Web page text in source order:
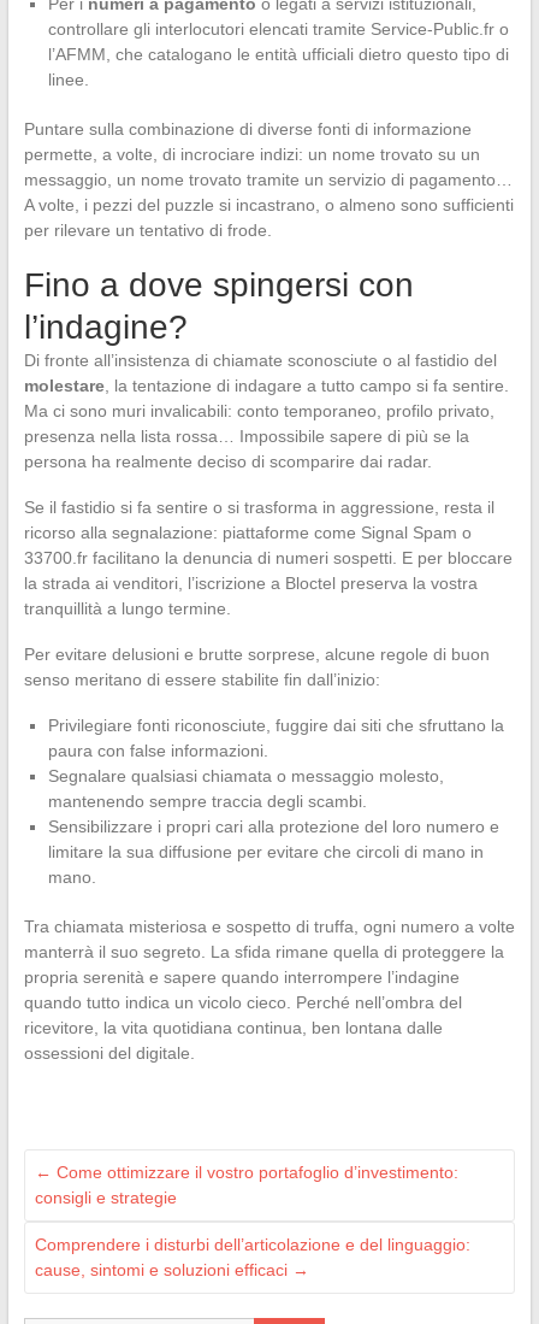
controllare gli interlocutori elencati tramite Service-Public.fr o
l’AFMM, che catalogano le entità ufficiali dietro questo tipo di
linee.
Puntare sulla combinazione di diverse fonti di informazione
permette, a volte, di incrociare indizi: un nome trovato su un
messaggio, un nome trovato tramite un servizio di pagamento…
A volte, i pezzi del puzzle si incastrano, o almeno sono sufficienti
per rilevare un tentativo di frode.
Fino a dove spingersi con
l’indagine?
Di fronte all’insistenza di chiamate sconosciute o al fastidio del
molestare, la tentazione di indagare a tutto campo si fa sentire.
Ma ci sono muri invalicabili: conto temporaneo, profilo privato,
presenza nella lista rossa… Impossibile sapere di più se la
persona ha realmente deciso di scomparire dai radar.
Se il fastidio si fa sentire o si trasforma in aggressione, resta il
ricorso alla segnalazione: piattaforme come Signal Spam o
33700.fr facilitano la denuncia di numeri sospetti. E per bloccare
la strada ai venditori, l’iscrizione a Bloctel preserva la vostra
tranquillità a lungo termine.
Per evitare delusioni e brutte sorprese, alcune regole di buon
senso meritano di essere stabilite fin dall’inizio:
Privilegiare fonti riconosciute, fuggire dai siti che sfruttano la
paura con false informazioni.
Segnalare qualsiasi chiamata o messaggio molesto,
mantenendo sempre traccia degli scambi.
Sensibilizzare i propri cari alla protezione del loro numero e
limitare la sua diffusione per evitare che circoli di mano in
mano.
Tra chiamata misteriosa e sospetto di truffa, ogni numero a volte
manterrà il suo segreto. La sfida rimane quella di proteggere la
propria serenità e sapere quando interrompere l’indagine
quando tutto indica un vicolo cieco. Perché nell’ombra del
ricevitore, la vita quotidiana continua, ben lontana dalle
ossessioni del digitale.
← Come ottimizzare il vostro portafoglio d’investimento:
consigli e strategie
Comprendere i disturbi dell’articolazione e del linguaggio:
cause, sintomi e soluzioni efficaci →